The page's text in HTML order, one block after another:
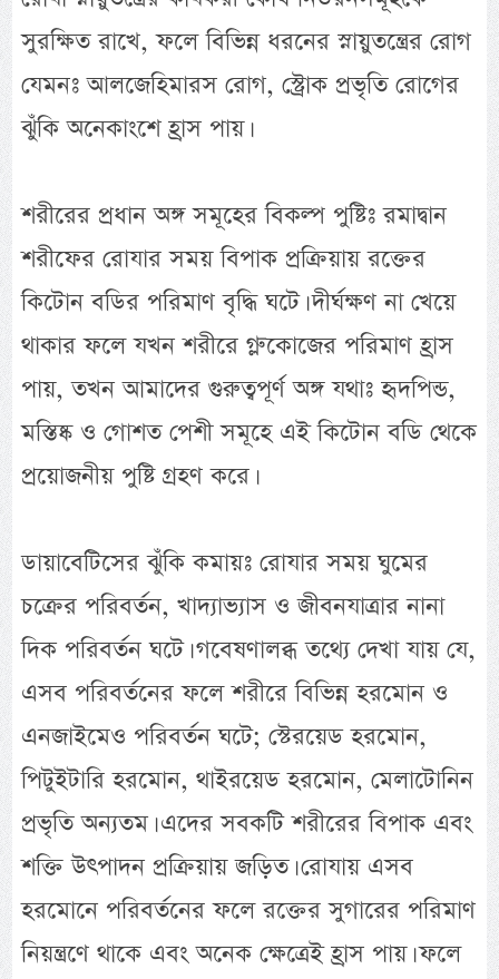
সুরক্ষিত রাখে, ফলে বিভিন্ন ধরনের স্নায়ুতন্ত্রের রোগ
যেমনঃ আলজেহিমারস রোগ, স্ট্রোক প্রভৃতি রোগের
ঝুঁকি অনেকাংশে হ্রাস পায়।
শরীরের প্রধান অঙ্গ সমূহের বিকল্প পুষ্টিঃ রমাদ্বান
শরীফের রোযার সময় বিপাক প্রক্রিয়ায় রক্তের
কিটোন বডির পরিমাণ বৃদ্ধি ঘটে। দীর্ঘক্ষণ না খেয়ে
থাকার ফলে যখন শরীরে গ্লুকোজের পরিমাণ হ্রাস
পায়, তখন আমাদের গুরুত্বপূর্ণ অঙ্গ যথাঃ হৃদপিন্ড,
মস্তিষ্ক ও গোশত পেশী সমূহে এই কিটোন বডি থেকে
প্রয়োজনীয় পুষ্টি গ্রহণ করে।
ডায়াবেটিসের ঝুঁকি কমায়ঃ রোযার সময় ঘুমের
চক্রের পরিবর্তন, খাদ্যাভ্যাস ও জীবনযাত্রার নানা
দিক পরিবর্তন ঘটে। গবেষণালব্ধ তথ্যে দেখা যায় যে,
এসব পরিবর্তনের ফলে শরীরে বিভিন্ন হরমোন ও
এনজাইমেও পরিবর্তন ঘটে; স্টেরয়েড হরমোন,
পিটুইটারি হরমোন, থাইরয়েড হরমোন, মেলাটোনিন
প্রভৃতি অন্যতম। এদের সবকটি শরীরের বিপাক এবং
শক্তি উৎপাদন প্রক্রিয়ায় জড়িত। রোযায় এসব
হরমোনে পরিবর্তনের ফলে রক্তের সুগারের পরিমাণ
নিয়ন্ত্রণে থাকে এবং অনেক ক্ষেত্রেই হ্রাস পায়। ফলে